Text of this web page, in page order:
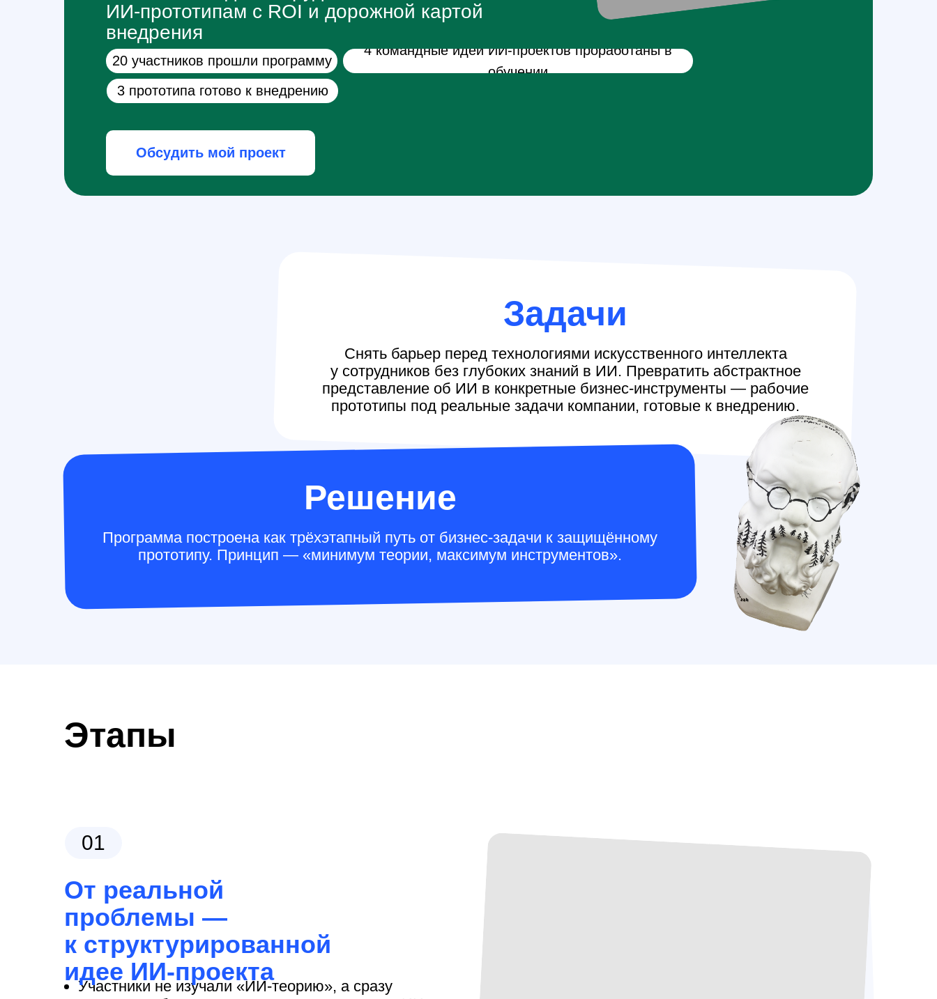
20 участников прошли программу
4 командные идеи ИИ-проектов проработаны в
обучении
3 прототипа готово к внедрению
Обсудить мой проект
ИИ-прототипам с ROI и дорожной картой
внедрения
Задачи
Решение
Снять барьер перед технологиями искусственного интеллекта
у сотрудников без глубоких знаний в ИИ. Превратить абстрактное
представление об ИИ в конкретные бизнес-инструменты — рабочие
прототипы под реальные задачи компании, готовые к внедрению.
Программа построена как трёхэтапный путь от бизнес-задачи к защищённому
прототипу. Принцип — «минимум теории, максимум инструментов».
Этапы
Участники не изучали «ИИ-теорию», а сразу
От реальной
проблемы —
к структурированной
идее ИИ-проекта
01